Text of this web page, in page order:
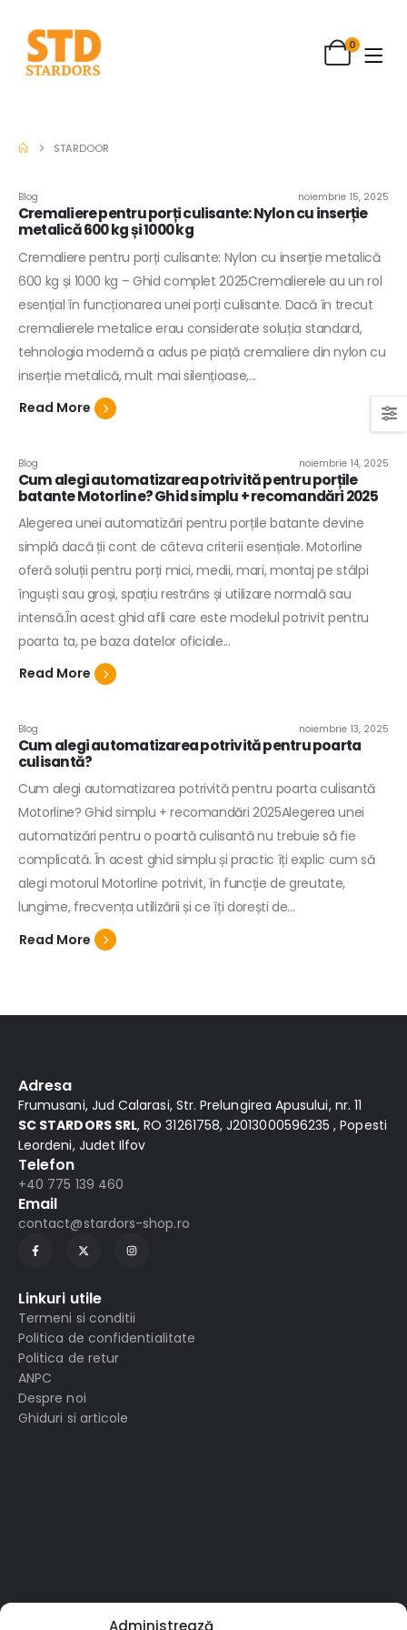
Administrează
0
STARDOOR
Blog noiembrie 15, 2025
Cremaliere pentru porți culisante: Nylon cu inserție
metalică 600 kg și 1000 kg
Cremaliere pentru porți culisante: Nylon cu inserție metalică
600 kg și 1000 kg – Ghid complet 2025Cremalierele au un rol
esențial în funcționarea unei porți culisante. Dacă în trecut
cremalierele metalice erau considerate soluția standard,
tehnologia modernă a adus pe piață cremaliere din nylon cu
inserție metalică, mult mai silențioase,...
Read More
Blog noiembrie 14, 2025
Cum alegi automatizarea potrivită pentru porțile
batante Motorline? Ghid simplu + recomandări 2025
Alegerea unei automatizări pentru porțile batante devine
simplă dacă ții cont de câteva criterii esențiale. Motorline
oferă soluții pentru porți mici, medii, mari, montaj pe stâlpi
înguști sau groși, spațiu restrâns și utilizare normală sau
intensă.În acest ghid afli care este modelul potrivit pentru
poarta ta, pe baza datelor oficiale...
Read More
Blog noiembrie 13, 2025
Cum alegi automatizarea potrivită pentru poarta
culisantă?
Cum alegi automatizarea potrivită pentru poarta culisantă
Motorline? Ghid simplu + recomandări 2025Alegerea unei
automatizări pentru o poartă culisantă nu trebuie să fie
complicată. În acest ghid simplu și practic îți explic cum să
alegi motorul Motorline potrivit, în funcție de greutate,
lungime, frecvența utilizării și ce îți dorești de...
Read More
Adresa
Frumusani, Jud Calarasi, Str. Prelungirea Apusului, nr. 11
SC STARDORS SRL, RO 31261758, J2013000596235 , Popesti
Leordeni, Judet Ilfov
Telefon
+40 775 139 460
Email
contact@stardors-shop.ro
Linkuri utile
Termeni si conditii
Politica de confidentialitate
Politica de retur
ANPC
Despre noi
Ghiduri si articole